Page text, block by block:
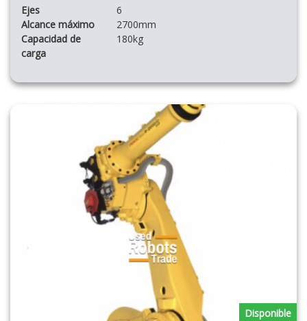
Ejes
6
Alcance máximo
2700mm
Capacidad de
carga
180kg
Disponible